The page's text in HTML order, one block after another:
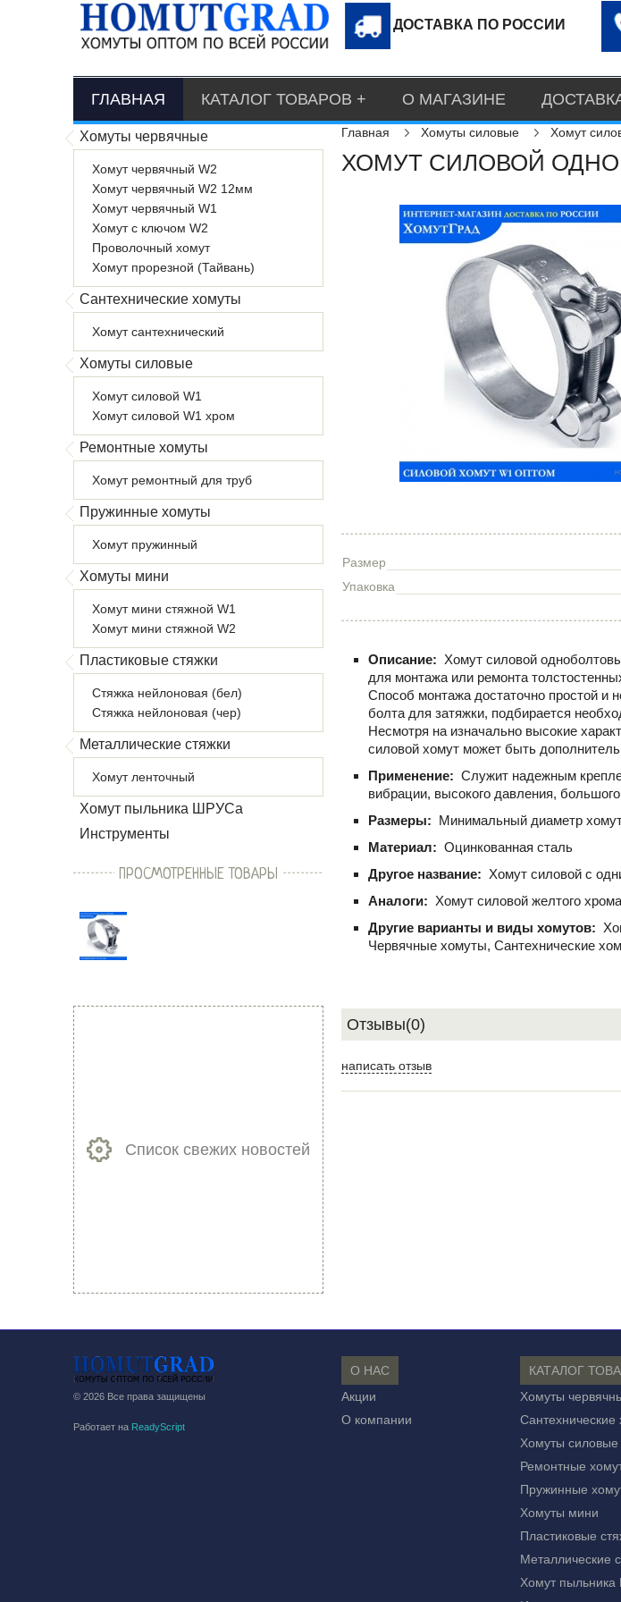
ДОСТАВКА ПО РОССИИ
ГЛАВНАЯ КАТАЛОГ ТОВАРОВ О МАГАЗИНЕ
Хомуты червячные
Хомут червячный W2
Хомут червячный W2 12мм
Хомут червячный W1
Хомут с ключом W2
Проволочный хомут
Хомут прорезной (Тайвань)
Сантехнические хомуты
Хомут сантехнический
Хомуты силовые
Хомут силовой W1
Хомут силовой W1 хром
Ремонтные хомуты
Хомут ремонтный для труб
Пружинные хомуты
Хомут пружинный
Хомуты мини
Хомут мини стяжной W1
Хомут мини стяжной W2
Пластиковые стяжки
Стяжка нейлоновая (бел)
Стяжка нейлоновая (чер)
Металлические стяжки
Хомут ленточный
Хомут пыльника ШРУСа
Инструменты
Главная Хомуты силовые Хомут
ХОМУТ СИЛОВОЙ
Размер
Упаковка
Описание: Хомут силовой
для монтажа или ремонта
Способ монтажа достаточно простой и
болта для затяжки, подбирается
Несмотря на изначально высокие
силовой хомут может быть
Применение: Служит надежным
вибрации, высокого давления,
Размеры: Минимальный диаметр
Материал: Оцинкованная сталь
Другое название: Хомут силовой с
Аналоги: Хомут силовой желтого
Другие варианты и виды хомутов:
Червячные хомуты, Сантехнические
Отзывы(0)
написать отзыв
ПРОСМОТРЕННЫЕ ТОВАРЫ
Список свежих новостей
© 2026 Все права защищены
Работает на ReadyScript
О НАС
Акции
О компании
КАТАЛОГ
Хомуты
Сантехнические
Хомуты силовые
Ремонтные
Пружинные
Хомуты мини
Пластиковые
Металлические
Хомут